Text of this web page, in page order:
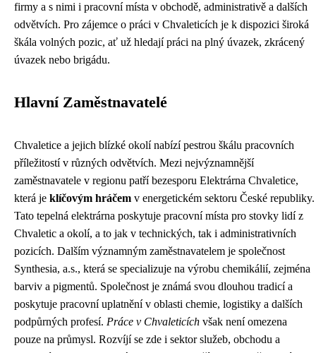
firmy a s nimi i pracovní místa v obchodě, administrativě a dalších
odvětvích. Pro zájemce o práci v Chvaleticích je k dispozici široká
škála volných pozic, ať už hledají práci na plný úvazek, zkrácený
úvazek nebo brigádu.
Hlavní Zaměstnavatelé
Chvaletice a jejich blízké okolí nabízí pestrou škálu pracovních
příležitostí v různých odvětvích. Mezi nejvýznamnější
zaměstnavatele v regionu patří bezesporu Elektrárna Chvaletice,
která je klíčovým hráčem v energetickém sektoru České republiky.
Tato tepelná elektrárna poskytuje pracovní místa pro stovky lidí z
Chvaletic a okolí, a to jak v technických, tak i administrativních
pozicích. Dalším významným zaměstnavatelem je společnost
Synthesia, a.s., která se specializuje na výrobu chemikálií, zejména
barviv a pigmentů. Společnost je známá svou dlouhou tradicí a
poskytuje pracovní uplatnění v oblasti chemie, logistiky a dalších
podpůrných profesí. Práce v Chvaleticích však není omezena
pouze na průmysl. Rozvíjí se zde i sektor služeb, obchodu a